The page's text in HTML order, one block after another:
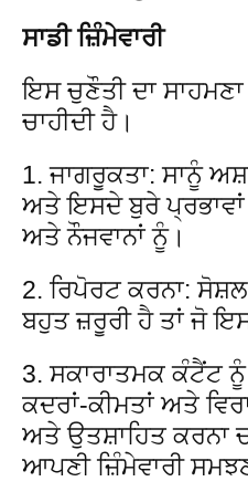
ਸਾਡੀ ਜ਼ਿੰਮੇਵਾਰੀ
ਇਸ ਚੁਣੌਤੀ ਦਾ
ਚਾਹੀਦੀ ਹੈ।
1. ਜਾਗਰੂਕਤਾ: ਸਾਨੂੰ
ਅਤੇ ਇਸਦੇ ਬੁਰੇ ਪ੍ਰਭਾਵਾਂ
ਅਤੇ ਨੌਜਵਾਨਾਂ ਨੂੰ।
2. ਰਿਪੋਰਟ ਕਰਨਾ:
ਬਹੁਤ ਜ਼ਰੂਰੀ ਹੈ ਤਾਂ ਜੋ
3. ਸਕਾਰਾਤਮਕ ਕੰਟੈਂਟ
ਕਦਰਾਂ-ਕੀਮਤਾਂ ਅਤੇ
ਅਤੇ ਉਤਸ਼ਾਹਿਤ ਕਰਨਾ
ਆਪਣੀ ਜ਼ਿੰਮੇਵਾਰੀ